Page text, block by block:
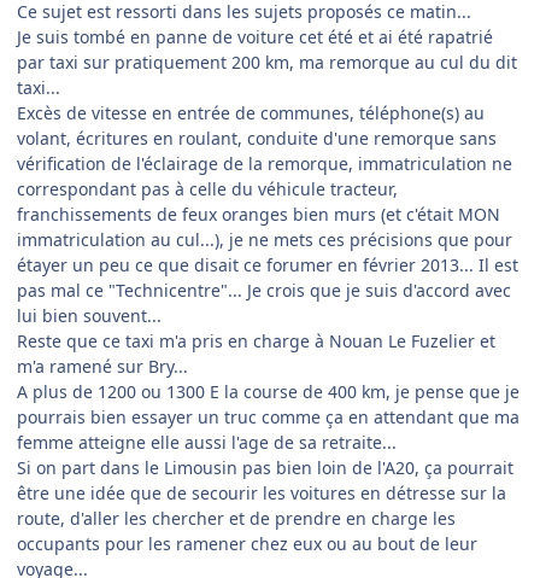
Ce sujet est ressorti dans les sujets proposés ce matin...
Je suis tombé en panne de voiture cet été et ai été rapatrié
par taxi sur pratiquement 200 km, ma remorque au cul du dit
taxi...
Excès de vitesse en entrée de communes, téléphone(s) au
volant, écritures en roulant, conduite d'une remorque sans
vérification de l'éclairage de la remorque, immatriculation ne
correspondant pas à celle du véhicule tracteur,
franchissements de feux oranges bien murs (et c'était MON
immatriculation au cul...), je ne mets ces précisions que pour
étayer un peu ce que disait ce forumer en février 2013... Il est
pas mal ce "Technicentre"... Je crois que je suis d'accord avec
lui bien souvent...
Reste que ce taxi m'a pris en charge à Nouan Le Fuzelier et
m'a ramené sur Bry...
A plus de 1200 ou 1300 E la course de 400 km, je pense que je
pourrais bien essayer un truc comme ça en attendant que ma
femme atteigne elle aussi l'age de sa retraite...
Si on part dans le Limousin pas bien loin de l'A20, ça pourrait
être une idée que de secourir les voitures en détresse sur la
route, d'aller les chercher et de prendre en charge les
occupants pour les ramener chez eux ou au bout de leur
voyage...